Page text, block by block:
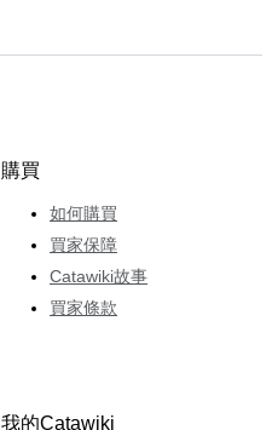
購買
如何購買
買家保障
Catawiki故事
買家條款
我的Catawiki